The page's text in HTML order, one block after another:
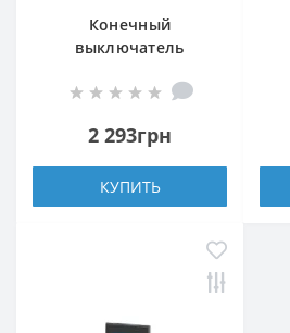
Конечный
выключатель
2 293грн
КУПИТЬ